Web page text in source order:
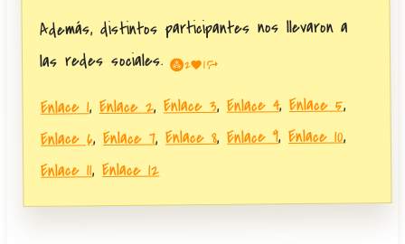
Además, distintos participantes nos llevaron a
las redes sociales. 2 1
Enlace 1,Enlace 2, Enlace 3,Enlace 4,Enlace 5,
Enlace 6,Enlace 7,Enlace 8,Enlace 9,Enlace 10,
Enlace 11,Enlace 12